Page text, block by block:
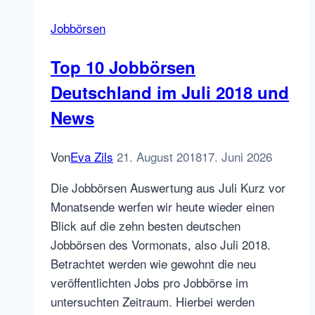
Jobbörsen
Top 10 Jobbörsen
Deutschland im Juli 2018 und
News
VonEva Zils 21. August 201817. Juni 2026
Die Jobbörsen Auswertung aus Juli Kurz vor
Monatsende werfen wir heute wieder einen
Blick auf die zehn besten deutschen
Jobbörsen des Vormonats, also Juli 2018.
Betrachtet werden wie gewohnt die neu
veröffentlichten Jobs pro Jobbörse im
untersuchten Zeitraum. Hierbei werden